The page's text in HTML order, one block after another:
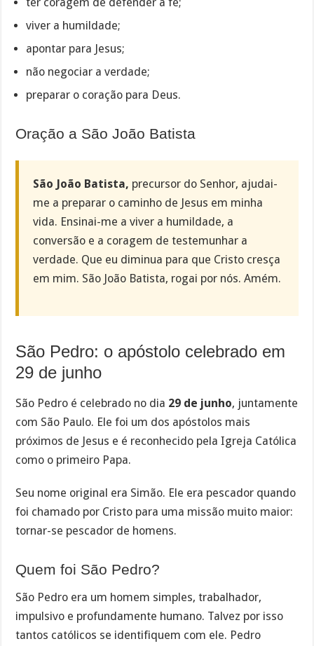
viver a humildade;
apontar para Jesus;
não negociar a verdade;
preparar o coração para Deus.
Oração a São João Batista
São João Batista, precursor do Senhor, ajudai-
me a preparar o caminho de Jesus em minha
vida. Ensinai-me a viver a humildade, a
conversão e a coragem de testemunhar a
verdade. Que eu diminua para que Cristo cresça
em mim. São João Batista, rogai por nós. Amém.
São Pedro: o apóstolo celebrado em
29 de junho
São Pedro é celebrado no dia 29 de junho, juntamente
com São Paulo. Ele foi um dos apóstolos mais
próximos de Jesus e é reconhecido pela Igreja Católica
como o primeiro Papa.
Seu nome original era Simão. Ele era pescador quando
foi chamado por Cristo para uma missão muito maior:
tornar-se pescador de homens.
Quem foi São Pedro?
São Pedro era um homem simples, trabalhador,
impulsivo e profundamente humano. Talvez por isso
tantos católicos se identifiquem com ele. Pedro